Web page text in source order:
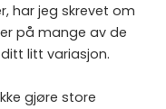
har jeg skrevet om
på mange av de
litt variasjon.
gjøre store